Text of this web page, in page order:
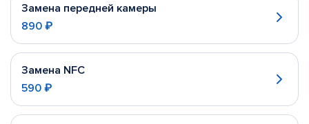
Замена передней камеры
890 ₽
Замена NFC
590 ₽